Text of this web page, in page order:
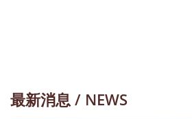
最新消息 / NEWS